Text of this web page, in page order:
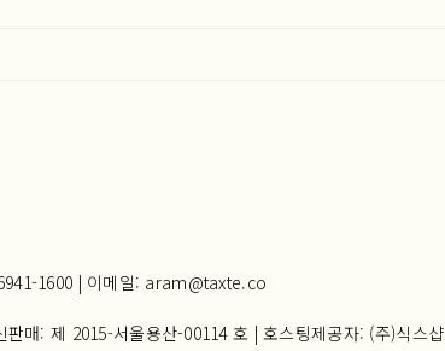
1600 | 이메일: aram@taxte.co
판매: 제 2015-서울용산-00114 호 | 호스팅제공자: (주)식스샵